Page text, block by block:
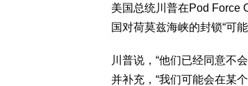
美国总统川普在Pod Force
国对荷莫兹海峡的封锁“可
川普说，“他们已经同意不
并补充，“我们可能会在某